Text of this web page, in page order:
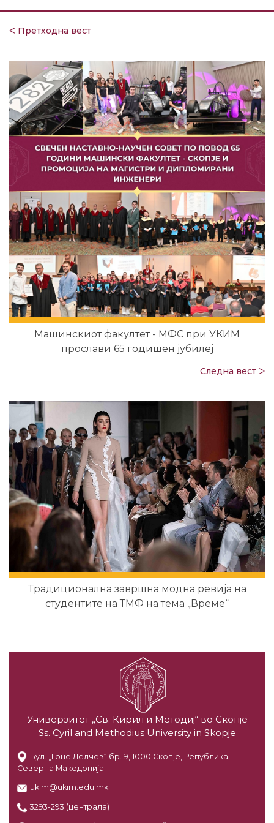
ᐸ Претходна вест
Машинскиот факултет - МФС при УКИМ
прослави 65 годишен јубилеј
Следна вест ᐳ
Традиционална завршна модна ревија на
студентите на ТМФ на тема „Време“
Универзитет „Св. Кирил и Методиј“ во Скопје
Ss. Cyril and Methodius University in Skopje
Бул. „Гоце Делчев“ бр. 9, 1000 Скопје, Република
Северна Македонија
ukim@ukim.edu.mk
3293-293 (централа)